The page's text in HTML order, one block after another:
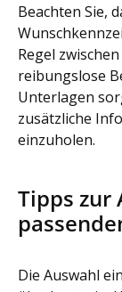
Beachten Sie,
Regel
reibungslose
Unterlagen
zusätzliche
einzuholen.
Tipps zur
Die Auswahl